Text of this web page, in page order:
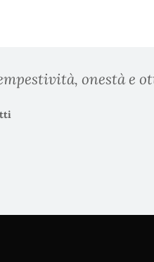
onestà e